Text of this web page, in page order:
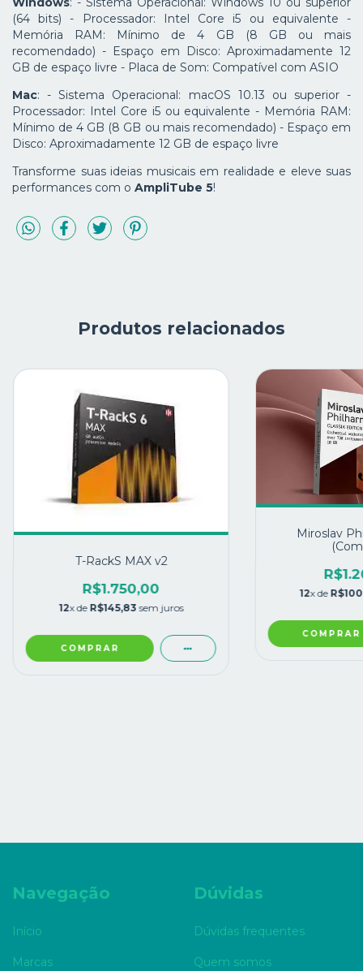
(64 bits) - Processador: Intel Core i5 ou equivalente -
Memória RAM: Mínimo de 4 GB (8 GB ou mais
recomendado) - Espaço em Disco: Aproximadamente 12
GB de espaço livre - Placa de Som: Compatível com ASIO
Mac: - Sistema Operacional: macOS 10.13 ou superior -
Processador: Intel Core i5 ou equivalente - Memória RAM:
Mínimo de 4 GB (8 GB ou mais recomendado) - Espaço em
Disco: Aproximadamente 12 GB de espaço livre
Transforme suas ideias musicais em realidade e eleve suas
performances com o AmpliTube 5!
Produtos relacionados
T-RackS MAX v2
R$1.750,00
12x de R$145,83 sem juros
COMPRAR
Miroslav
12x de
COMPRAR
Navegação
Início
Marcas
Dúvidas
Dúvidas frequentes
Quem somos